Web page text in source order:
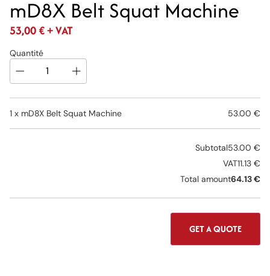
mD8X Belt Squat Machine
53,00€+ VAT
Quantité
1 x mD8X Belt Squat Machine 53.00 €
Subtotal53.00 €
VAT11.13 €
Total amount64.13 €
GET A QUOTE